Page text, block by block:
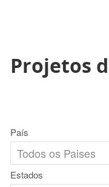
Projetos
País
Estados